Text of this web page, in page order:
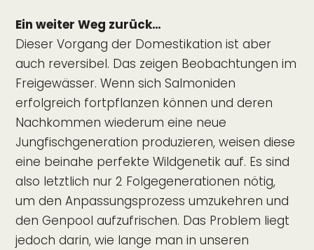
Ein weiter Weg zurück…
Dieser Vorgang der Domestikation ist aber
auch reversibel. Das zeigen Beobachtungen im
Freigewässer. Wenn sich Salmoniden
erfolgreich fortpflanzen können und deren
Nachkommen wiederum eine neue
Jungfischgeneration produzieren, weisen diese
eine beinahe perfekte Wildgenetik auf. Es sind
also letztlich nur 2 Folgegenerationen nötig,
um den Anpassungsprozess umzukehren und
den Genpool aufzufrischen. Das Problem liegt
jedoch darin, wie lange man in unseren